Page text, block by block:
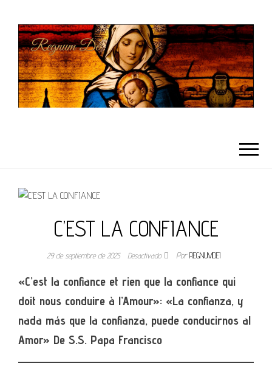
C’EST LA CONFIANCE
29 de septiembre de 2025 Desactivado Por REGNUMDEI
«C’est la confiance et rien que la confiance qui
doit nous conduire à l’Amour»: «La confianza, y
nada más que la confianza, puede conducirnos al
Amor» De S.S. Papa Francisco